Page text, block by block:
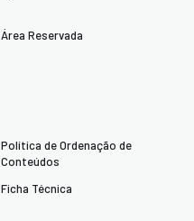
Área Reservada
Política de Ordenação de
Conteúdos
Ficha Técnica